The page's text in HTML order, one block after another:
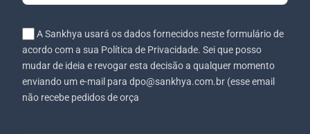
A Sankhya usará os dados fornecidos neste formulário de
acordo com a sua Política de Privacidade. Sei que posso
mudar de ideia e revogar esta decisão a qualquer momento
enviando um e-mail para dpo@sankhya.com.br (esse email
não recebe pedidos de orça